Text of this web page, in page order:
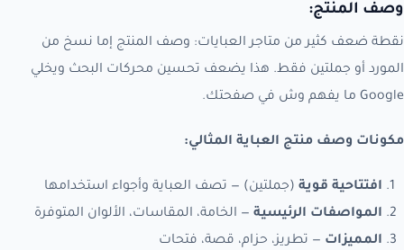
وصف المنتج:
نقطة ضعف كثير من متاجر العبايات: وصف المنتج إما نسخ من
المورد أو جملتين فقط. هذا يضعف تحسين محركات البحث ويخلي
Google ما يفهم وش في صفحتك.
مكونات وصف منتج العباية المثالي:
افتتاحية قوية (جملتين) — تصف العباية وأجواء استخدامها
المواصفات الرئيسية — الخامة، المقاسات، الألوان المتوفرة
المميزات — تطريز، حزام، قصة، فتحات